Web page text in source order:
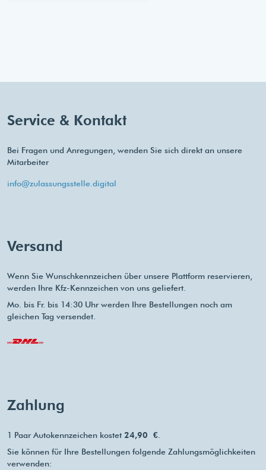
Service & Kontakt
Bei Fragen und Anregungen, wenden Sie sich direkt an unsere
Mitarbeiter
info@zulassungsstelle.digital
Versand
Wenn Sie Wunschkennzeichen über unsere Plattform reservieren,
werden Ihre Kfz-Kennzeichen von uns geliefert.
Mo. bis Fr. bis 14:30 Uhr werden Ihre Bestellungen noch am
gleichen Tag versendet.
Zahlung
1 Paar Autokennzeichen kostet 24,90 €
Sie können für Ihre Bestellungen folgende Zahlungsmöglichkeiten
verwenden: